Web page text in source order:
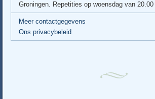
Groningen. Repetities op woensdag van
Meer contactgegevens
Ons privacybeleid